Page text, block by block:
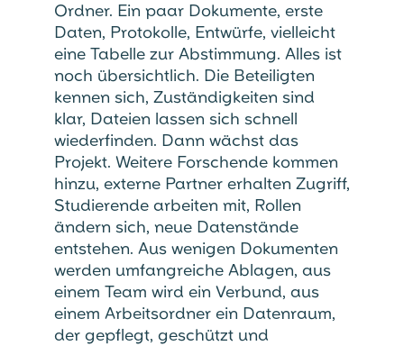
Ordner. Ein paar Dokumente, erste
Daten, Protokolle, Entwürfe, vielleicht
eine Tabelle zur Abstimmung. Alles ist
noch übersichtlich. Die Beteiligten
kennen sich, Zuständigkeiten sind
klar, Dateien lassen sich schnell
wiederfinden. Dann wächst das
Projekt. Weitere Forschende kommen
hinzu, externe Partner erhalten Zugriff,
Studierende arbeiten mit, Rollen
ändern sich, neue Datenstände
entstehen. Aus wenigen Dokumenten
werden umfangreiche Ablagen, aus
einem Team wird ein Verbund, aus
einem Arbeitsordner ein Datenraum,
der gepflegt, geschützt und